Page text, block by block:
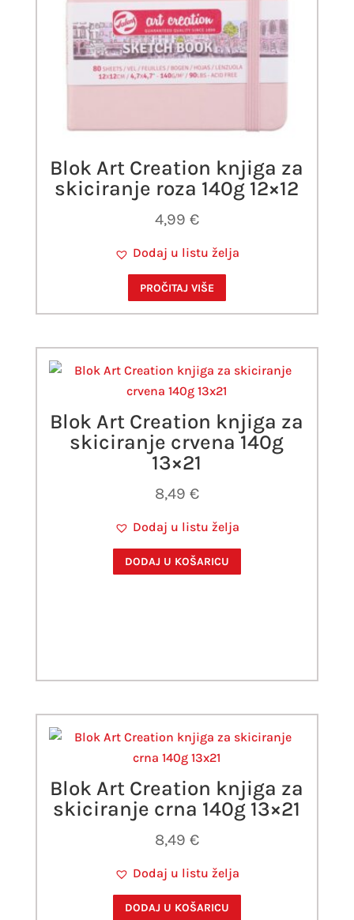
Blok Art Creation knjiga za
skiciranje roza 140g 12×12
4,99 €
Dodaj u listu želja
PROČITAJ VIŠE
Blok Art Creation knjiga za
skiciranje crvena 140g
13×21
8,49 €
Dodaj u listu želja
DODAJ U KOŠARICU
Blok Art Creation knjiga za
skiciranje crna 140g 13×21
8,49 €
Dodaj u listu želja
DODAJ U KOŠARICU